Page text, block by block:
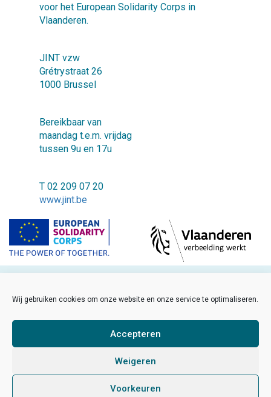
Wij gebruiken cookies om onze website en onze service te optimaliseren.
Accepteren
Weigeren
Voorkeuren
voor het European Solidarity Corps in
Vlaanderen.
JINT vzw
Grétrystraat 26
1000 Brussel
Bereikbaar van
maandag t.e.m. vrijdag
tussen 9u en 17u
T 02 209 07 20
www.jint.be
Sitemap
/ Made by Hanna